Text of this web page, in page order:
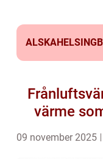
värme
09 november 2025